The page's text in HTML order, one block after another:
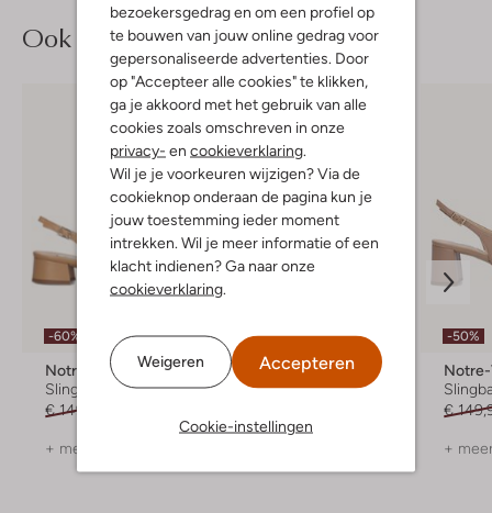
bezoekersgedrag en om een profiel op
te bouwen van jouw online gedrag voor
gepersonaliseerde advertenties. Door
op "Accepteer alle cookies" te klikken,
ga je akkoord met het gebruik van alle
cookies zoals omschreven in onze
privacy- en cookieverklaring
Wil je je voorkeuren wijzigen? Via de
cookieknop onderaan de pagina kun je
jouw toestemming ieder moment
intrekken. Wil je meer informatie of een
klacht indienen? Ga naar onze
cookieverklaring
Weigeren Accepteren
Cookie-instellingen
Ook iets voor jou?
-60%
Notre-V
Slingbacks
€ 149,99
+ meer kleuren
-50%
Notre-V
Slingbacks
-50%
€
+